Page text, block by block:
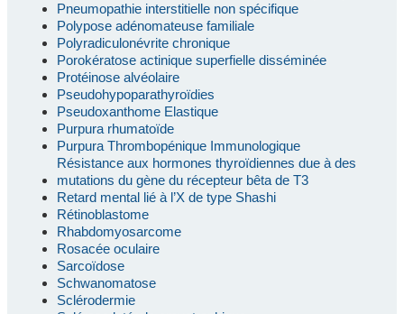
Pneumopathie interstitielle non spécifique
Polypose adénomateuse familiale
Polyradiculonévrite chronique
Porokératose actinique superfielle disséminée
Protéinose alvéolaire
Pseudohypoparathyroïdies
Pseudoxanthome Elastique
Purpura rhumatoïde
Purpura Thrombopénique Immunologique
Résistance aux hormones thyroïdiennes due à des
mutations du gène du récepteur bêta de T3
Retard mental lié à l’X de type Shashi
Rétinoblastome
Rhabdomyosarcome
Rosacée oculaire
Sarcoïdose
Schwanomatose
Sclérodermie